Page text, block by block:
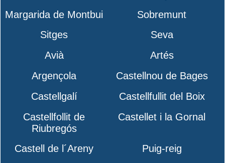
Margarida de Montbui
Sobremunt
Sitges
Seva
Avià
Artés
Argençola
Castellnou de Bages
Castellgalí
Castellfullit del Boix
Castellfollit de
Riubregós
Castellet i la Gornal
Castell de l´Areny
Puig-reig